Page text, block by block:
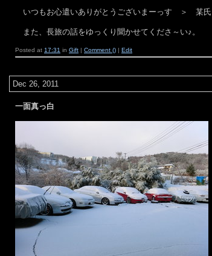
いつもお心遣いありがとうございまーっす ＞ 某氏
また、長旅の話をゆっくり聞かせてくださ～い♪。
Posted at 17:31 in Gift | Comment () | Edit
Dec 26, 2011
一面真っ白